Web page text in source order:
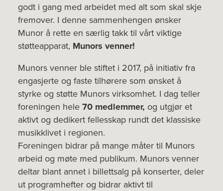
godt i gang med arbeidet med alt som skal skje
fremover. I denne sammenhengen ønsker
Munor å rette en særlig takk til vårt viktige
støtteapparat, Munors venner!
Munors venner ble stiftet i 2017, på initiativ fra
engasjerte og faste tilhørere som ønsket å
styrke og støtte Munors virksomhet. I dag teller
foreningen hele 70 medlemmer, og utgjør et
aktivt og dedikert fellesskap rundt det klassiske
musikklivet i regionen.
Foreningen bidrar på mange måter til Munors
arbeid og møte med publikum. Munors venner
deltar blant annet i billettsalg på konserter, deler
ut programhefter og bidrar aktivt til